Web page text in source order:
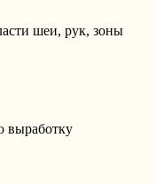
шеи, рук, зоны
выработку